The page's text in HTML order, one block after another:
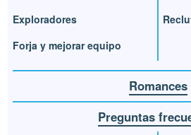
Exploradores
Forja y mejorar equipo
Romances
Preguntas